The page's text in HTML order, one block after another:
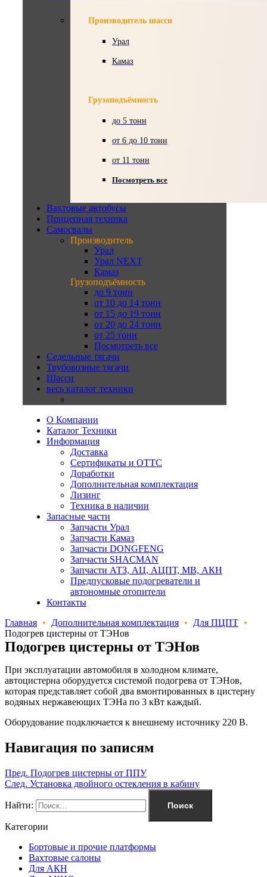
Производитель шасси
Урал
Камаз
Грузоподъёмность
до 5 тонн
от 6 до 10 тонн
от 11 тонн
Посмотреть все
Вахтовые автобусы
Прицепная техника
Самосвалы
Производитель
Урал
Урал NEXT
Камаз
Грузоподъёмность
до 9 тонн
от 10 до 14 тонн
от 15 до 19 тонн
от 20 до 24 тонн
от 25 тонн
Посмотреть все
Седельные тягачи
Трубовозные тягачи
Шасси
весь каталог техники
О Компании
Каталог Техники
Информация
Доставка
Сертификаты и ОТТС
Доработки
Дополнительная комплектация
Лизинг
Техника в наличии
Запасные части
Запчасти Урал
Запчасти Камаз
Запчасти DONGFENG
Запчасти SHACMAN
Запчасти АТЗ, АЦ, АЦПТ, МВ, АКН
Предпусковые подогреватели и
автономные отопители
Контакты
Главная • Дополнительная комплектация • Для ПЦПТ •
Подогрев цистерны от ТЭНов
Подогрев цистерны от ТЭНов
При эксплуатации автомобиля в холодном климате,
автоцистерна оборудуется системой подогрева от ТЭНов,
которая представляет собой два вмонтированных в цистерну
водяных нержавеющих ТЭНа по 3 кВт каждый.
Оборудование подключается к внешнему источнику 220 В.
Навигация по записям
Пред. Подогрев цистерны от ППУ
След. Установка двойного остекления в кабину
Найти:
Категории
Бортовые и прочие платформы
Вахтовые салоны
Для АКН